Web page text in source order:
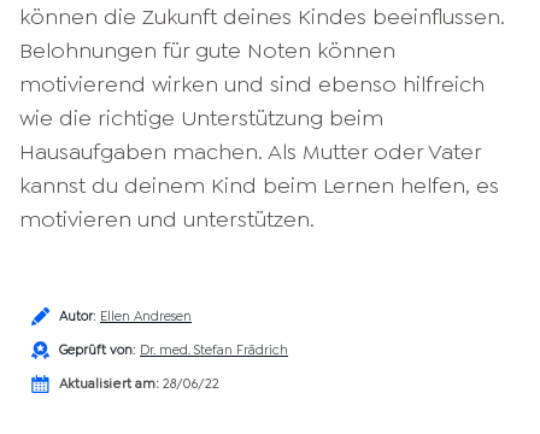
können die Zukunft deines Kindes beeinflussen.
Belohnungen für gute Noten können
motivierend wirken und sind ebenso hilfreich
wie die richtige Unterstützung beim
Hausaufgaben machen. Als Mutter oder Vater
kannst du deinem Kind beim Lernen helfen, es
motivieren und unterstützen.
Autor: Ellen Andresen
Geprüft von: Dr. med. Stefan Frädrich
Aktualisiert am: 28/06/22